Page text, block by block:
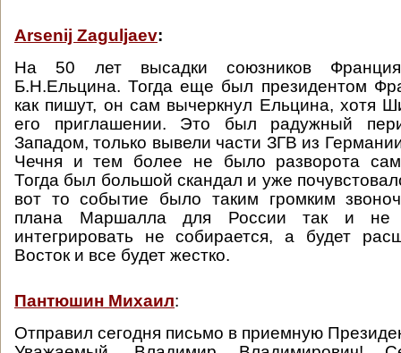
Arsenij Zaguljaev:
На 50 лет высадки союзников
Б.Н.Ельцина. Тогда еще был президентом
как пишут, он сам вычеркнул Ельцина, хотя
его приглашении. Это был радужный
Западом, только вывели части ЗГВ из
Чечня и тем более не было разворота
Тогда был большой скандал и уже
вот то событие было таким громким
плана Маршалла для России так и не
интегрировать не собирается, а будет
Восток и все будет жестко.
Пантюшин Михаил:
Отправил сегодня письмо в приемную